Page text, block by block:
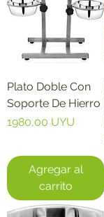
Plato Doble Con
Soporte De Hierro
Precio
1980,00 UYU
Agregar al
carrito